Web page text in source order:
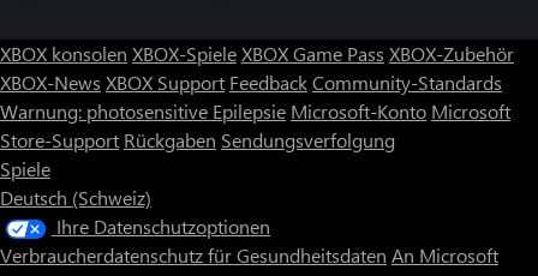
XBOX konsolen XBOX-SpieleXBOX Game Pass XBOX-Zubehör
XBOX-News XBOX Support FeedbackCommunity-Standards
Warnung: photosensitive Epilepsie Microsoft-Konto Microsoft
Store-Support Rückgaben Sendungsverfolgung
Spiele
Deutsch (Schweiz)
Ihre Datenschutzoptionen
Verbraucherdatenschutz für Gesundheitsdaten An Microsoft